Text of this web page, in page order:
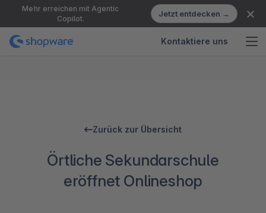
Mehr erreichen mit Agentic
Copilot.
Jetzt entdecken →
Kontaktiere uns
Zurück zur Übersicht
Örtliche Sekundarschule
eröffnet Onlineshop